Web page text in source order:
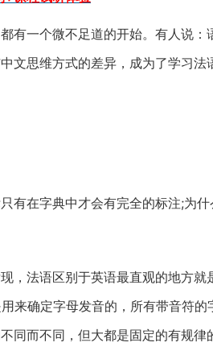
有一个微不足道的开始。有人说
文思维方式的差异，成为了学习
有在字典中才会有完全的标注;为什
，法语区别于英语最直观的地方
来确定字母发音的，所有带音符
同而不同，但大都是固定的有规